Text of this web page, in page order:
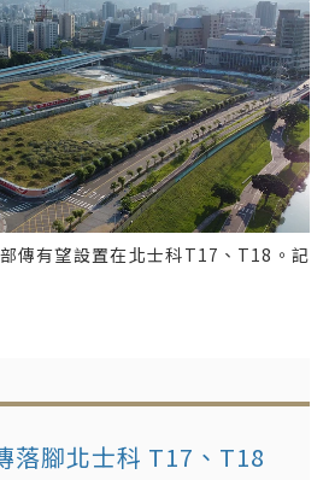
傳有望設置在北士科T17、T18。記
落腳北士科 T17、T18